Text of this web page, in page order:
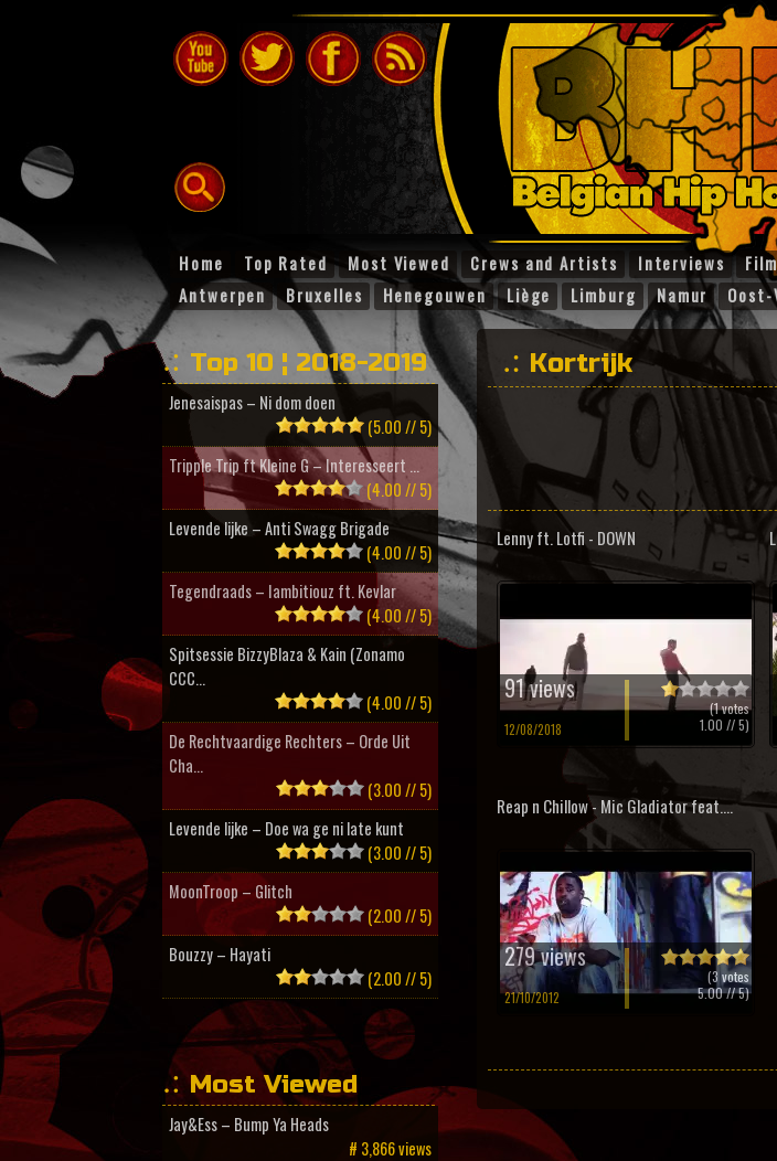
Home Top Rated Most Viewed Crews and Artists Interviews
Antwerpen
Bruxelles Henegouwen Liège Limburg Namur Oost-
Kortrijk
Lenny ft. Lotfi - DOWN
91 views
12/08/2018
(1votes
1.00 // 5)
Reap n Chillow - Mic Gladiator feat....
279 views
21/10/2012
(3 votes
5.00// 5)
Top 10 ¦ 2018-2019
Jenesaispas – Ni dom doen
(5.00 // 5)
Tripple Trip ft Kleine G – Interesseert ...
(4.00 // 5)
Levende lijke – Anti Swagg Brigade
(4.00 // 5)
Tegendraads – Iambitiouz ft. Kevlar
(4.00 // 5)
Spitsessie BizzyBlaza & Kain (Zonamo
CCC...
(4.00 // 5)
De Rechtvaardige Rechters – Orde Uit
Cha...
(3.00 // 5)
Levende lijke – Doe wa ge ni late kunt
(3.00 // 5)
MoonTroop – Glitch
(2.00 // 5)
Bouzzy – Hayati
(2.00 // 5)
Most Viewed
Jay&Ess – Bump Ya Heads
# 3,866 views